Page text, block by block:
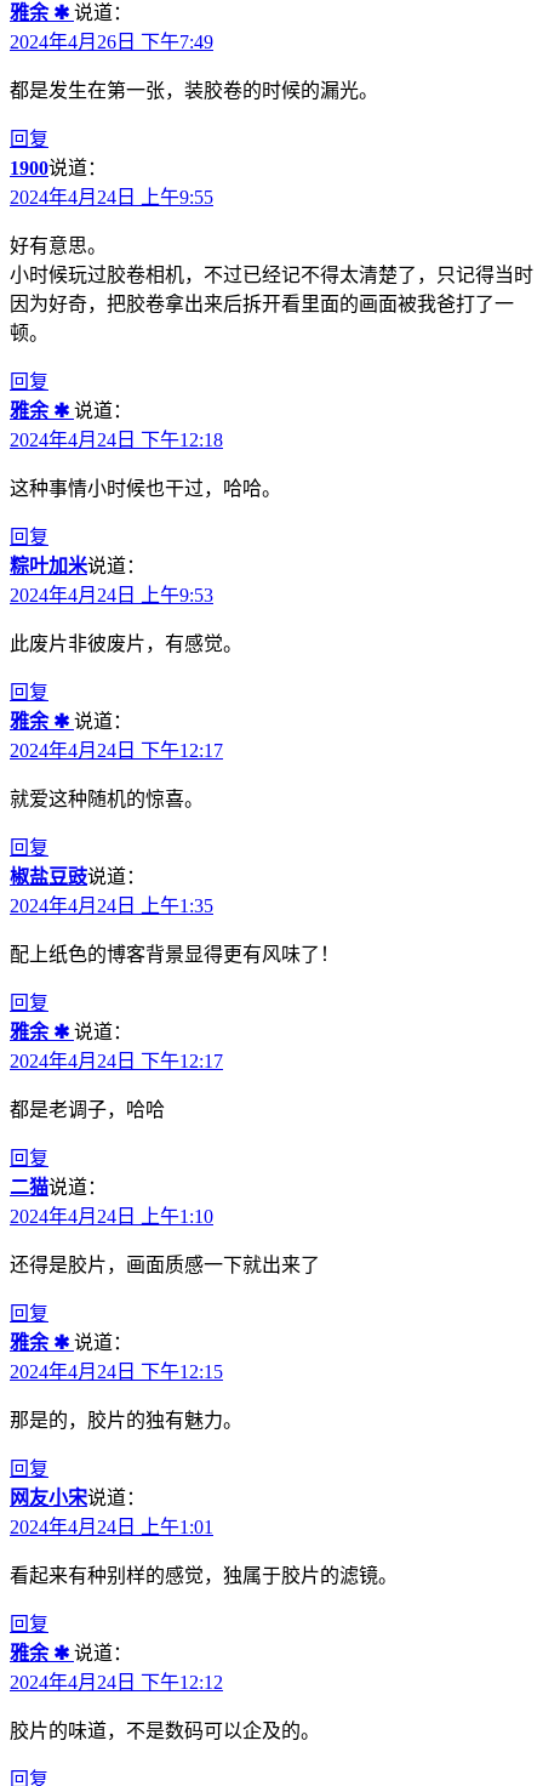
雅余 ✱ 说道：
2024年4月26日 下午7:49
都是发生在第一张，装胶卷的时候的漏光。
回复
1900说道：
2024年4月24日 上午9:55
好有意思。
小时候玩过胶卷相机，不过已经记不得太清楚了，只记得当时
因为好奇，把胶卷拿出来后拆开看里面的画面被我爸打了一
顿。
回复
雅余 ✱ 说道：
2024年4月24日 下午12:18
这种事情小时候也干过，哈哈。
回复
粽叶加米说道：
2024年4月24日 上午9:53
此废片非彼废片，有感觉。
回复
雅余 ✱ 说道：
2024年4月24日 下午12:17
就爱这种随机的惊喜。
回复
椒盐豆豉说道：
2024年4月24日 上午1:35
配上纸色的博客背景显得更有风味了！
回复
雅余 ✱ 说道：
2024年4月24日 下午12:17
都是老调子，哈哈
回复
二猫说道：
2024年4月24日 上午1:10
还得是胶片，画面质感一下就出来了
回复
雅余 ✱ 说道：
2024年4月24日 下午12:15
那是的，胶片的独有魅力。
回复
网友小宋说道：
2024年4月24日 上午1:01
看起来有种别样的感觉，独属于胶片的滤镜。
回复
雅余 ✱ 说道：
2024年4月24日 下午12:12
胶片的味道，不是数码可以企及的。
回复